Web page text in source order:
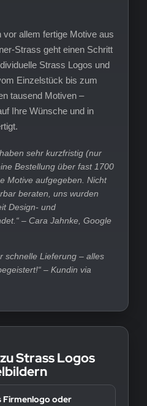
allem fertige Motive aus
Strass geht einen Schritt
Strass Logos und
Einzelstück bis zum
tausend Motiven –
Ihre Wünsche und in
sehr kurzfristig (nur
Bestellung über fast 1700
Motive aufgegeben. Nicht
beraten, uns wurden
Design- und
– Cara Jahnke, Google
schnelle Lieferung – alles
– Kundin via
Strass Logos
Firmenlogo oder